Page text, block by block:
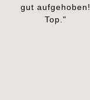
gut aufgehoben!
Top."